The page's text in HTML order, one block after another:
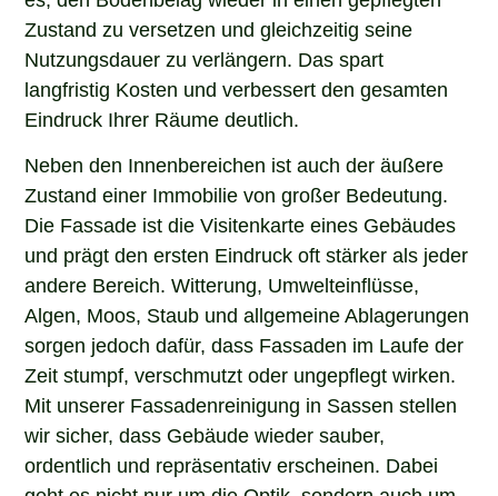
Zustand zu versetzen und gleichzeitig seine
Nutzungsdauer zu verlängern. Das spart
langfristig Kosten und verbessert den gesamten
Eindruck Ihrer Räume deutlich.
Neben den Innenbereichen ist auch der äußere
Zustand einer Immobilie von großer Bedeutung.
Die Fassade ist die Visitenkarte eines Gebäudes
und prägt den ersten Eindruck oft stärker als jeder
andere Bereich. Witterung, Umwelteinflüsse,
Algen, Moos, Staub und allgemeine Ablagerungen
sorgen jedoch dafür, dass Fassaden im Laufe der
Zeit stumpf, verschmutzt oder ungepflegt wirken.
Mit unserer Fassadenreinigung in Sassen stellen
wir sicher, dass Gebäude wieder sauber,
ordentlich und repräsentativ erscheinen. Dabei
geht es nicht nur um die Optik, sondern auch um